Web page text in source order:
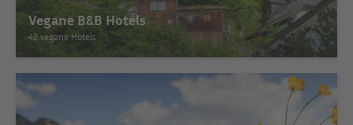
Vegane B&B Hotels
42 vegane Hotels